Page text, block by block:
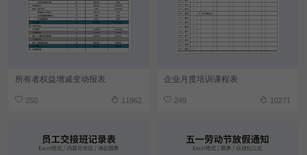
所有者权益增减变动报表
250 11962
企业月度培训课程表
249 10271